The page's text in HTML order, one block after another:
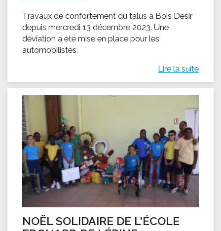
Travaux de confortement du talus à Bois Desir
depuis mercredi 13 décembre 2023. Une
déviation a été mise en place pour les
automobilistes.
Lire la suite
NOËL SOLIDAIRE DE L'ÉCOLE